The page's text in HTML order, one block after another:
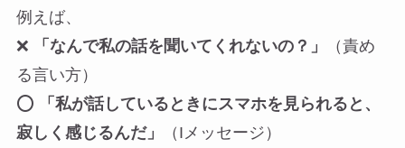
例えば、
❌
「なんで私の話を聞いてくれないの？」
（責め
る言い方）
⭕
「私が話しているときにスマホを見られると、
寂しく感じるんだ」
（Iメッセージ）